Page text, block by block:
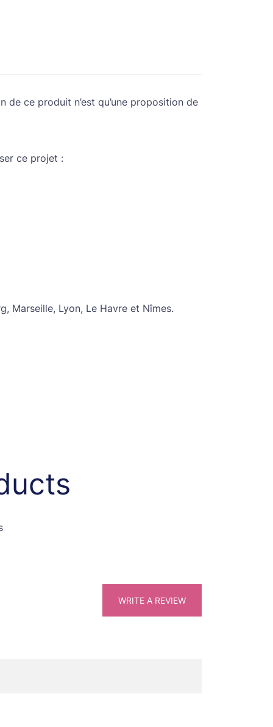
ce produit n’est qu’une proposition de
ce projet :
Marseille, Lyon, Le Havre et Nîmes.
WRITE A REVIEW